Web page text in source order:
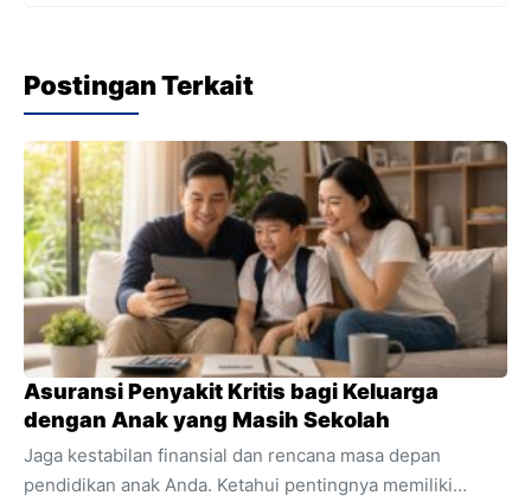
Postingan Terkait
Asuransi Penyakit Kritis bagi Keluarga
dengan Anak yang Masih Sekolah
Jaga kestabilan finansial dan rencana masa depan
pendidikan anak Anda. Ketahui pentingnya memiliki